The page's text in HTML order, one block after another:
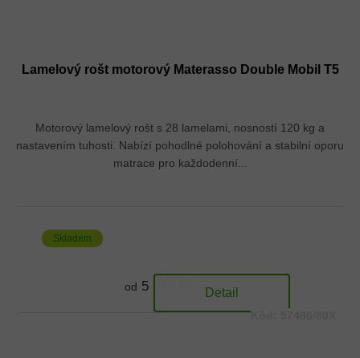
Lamelový rošt motorový Materasso Double Mobil T5
Motorový lamelový rošt s 28 lamelami, nosností 120 kg a
nastavením tuhosti. Nabízí pohodlné polohování a stabilní oporu
matrace pro každodenní...
Skladem
od 5 540 Kč Detail